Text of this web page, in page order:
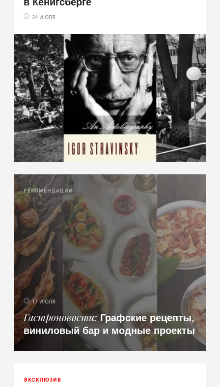
24 ИЮЛЯ
РЕКОМЕНДАЦИИ
17 ИЮЛЯ
Гастроновости Графские рецепты,
виниловый бар и модные проекты
ЭКСКЛЮЗИВ